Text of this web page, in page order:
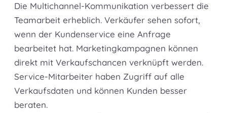
Die Multichannel-Kommunikation verbessert die
Teamarbeit erheblich. Verkäufer sehen sofort,
wenn der Kundenservice eine Anfrage
bearbeitet hat. Marketingkampagnen können
direkt mit Verkaufschancen verknüpft werden.
Service-Mitarbeiter haben Zugriff auf alle
Verkaufsdaten und können Kunden besser
beraten.